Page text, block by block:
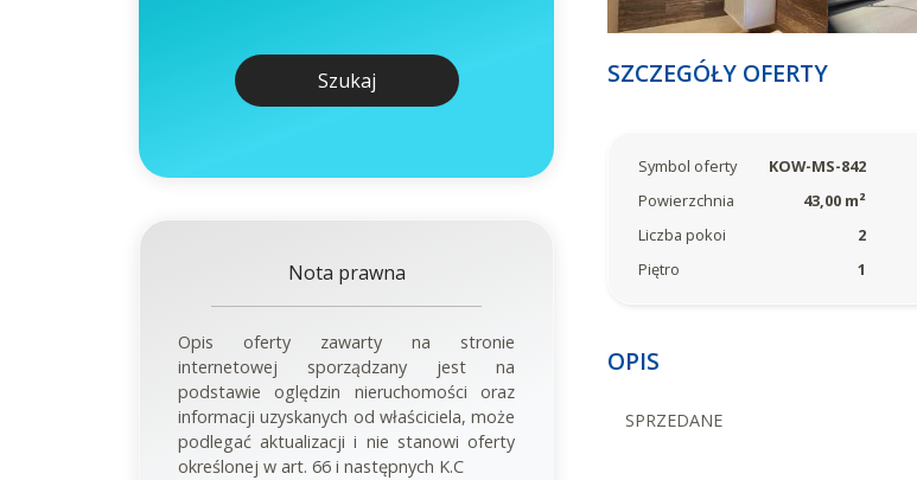
Szukaj
Nota prawna
Opis oferty zawarty na stronie
internetowej sporządzany jest na
podstawie oględzin nieruchomości oraz
informacji uzyskanych od właściciela, może
podlegać aktualizacji i nie stanowi oferty
określonej w art. 66 i następnych K.C
SZCZEGÓŁY OFERTY
Symbol oferty
KOW-MS-842
Powierzchnia
43,00 m²
Liczba pokoi
2
Piętro
1
OPIS
SPRZEDANE